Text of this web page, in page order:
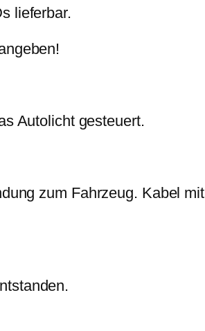
lieferbar.
Autolicht gesteuert.
zum Fahrzeug. Kabel mit